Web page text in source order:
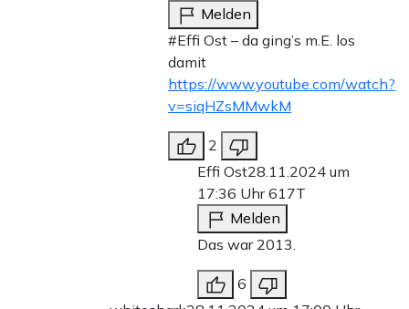
Melden
#Effi Ost – da ging’s m.E. los
damit
https://www.youtube.com/watch?
v=siqHZsMMwkM
2
Effi Ost28.11.2024 um
17:36 Uhr617T
Melden
Das war 2013.
6